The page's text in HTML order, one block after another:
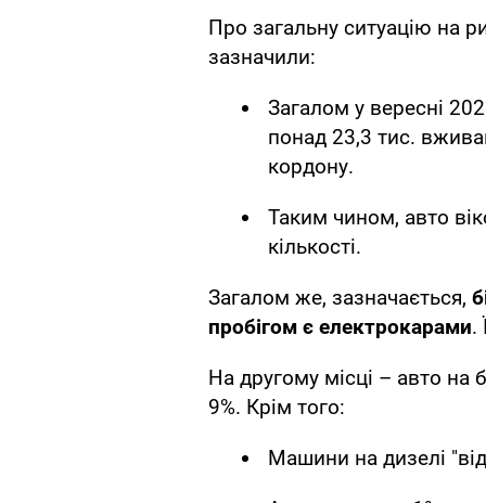
Про загальну ситуацію на
зазначили:
Загалом у вересні
понад 23,3 тис.
кордону.
Таким чином, авто
кількості.
Загалом же, зазначається,
пробігом є електрокарами.
На другому місці – авто на
9%. Крім того:
Машини на дизелі